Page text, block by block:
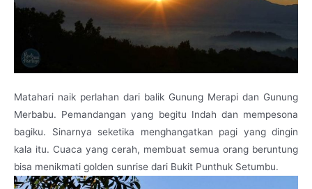
Matahari naik perlahan dari balik Gunung Merapi dan Gunung
Merbabu. Pemandangan yang begitu Indah dan mempesona
bagiku. Sinarnya seketika menghangatkan pagi yang dingin
kala itu. Cuaca yang cerah, membuat semua orang beruntung
bisa menikmati golden sunrise dari Bukit Punthuk Setumbu.